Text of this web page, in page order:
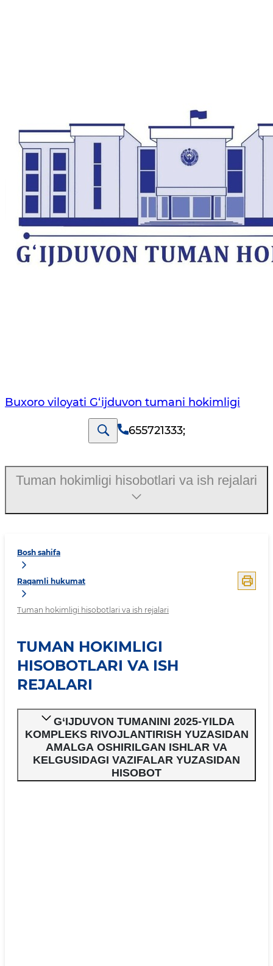
Buxoro viloyati G‘ijduvon tumani hokimligi
655721333;
Bosh sahifa
Raqamli hukumat
Tuman hokimligi hisobotlari va ish rejalari
TUMAN HOKIMLIGI
HISOBOTLARI VA ISH
REJALARI
G‘IJDUVON TUMANINI 2025-YILDA
KOMPLEKS RIVOJLANTIRISH YUZASIDAN
AMALGA OSHIRILGAN ISHLAR VA
KЕLGUSIDAGI VAZIFALAR YUZASIDAN
HISOBOT
Tuman hokimligi hisobotlari va ish rejalari